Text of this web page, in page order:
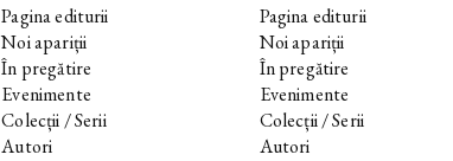
Pagina editurii
Noi apariții
În pregătire
Evenimente
Colecții / Serii
Autori
Pagina editurii
Noi apariții
În pregătire
Evenimente
Colecții / Serii
Autori